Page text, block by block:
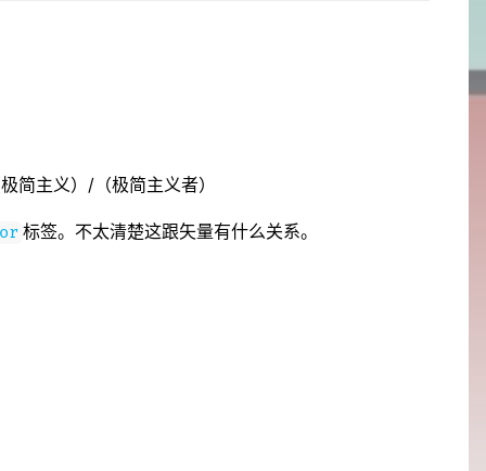
简主义）/（极简主义者）
标签。不太清楚这跟矢量有什么关系。